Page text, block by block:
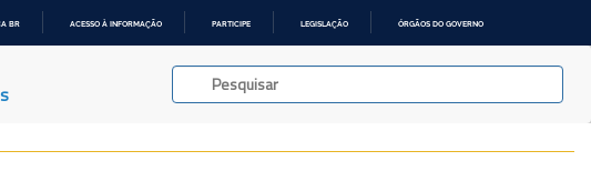
BR ACESSO À INFORMAÇÃO PARTICIPE LEGISLAÇÃO ÓRGÃOS DO GOVERNO